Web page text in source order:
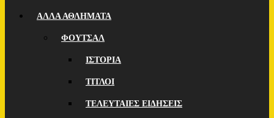
ΑΛΛΑ ΑΘΛΗΜΑΤΑ
ΦΟΥΤΣΑΛ
ΙΣΤΟΡΙΑ
ΤΙΤΛΟΙ
ΤΕΛΕΥΤΑΙΕΣ ΕΙΔΗΣΕΙΣ